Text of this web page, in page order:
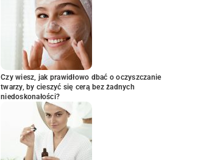
Czy wiesz, jak prawidłowo dbać o oczyszczanie
twarzy, by cieszyć się cerą bez żadnych
niedoskonałości?